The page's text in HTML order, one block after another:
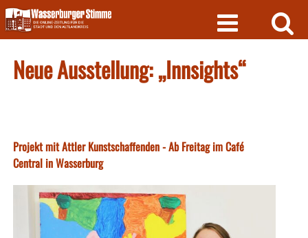
Skip
to
content
Neue Ausstellung: „Innsights“
Projekt mit Attler Kunstschaffenden - Ab Freitag im Café
Central in Wasserburg